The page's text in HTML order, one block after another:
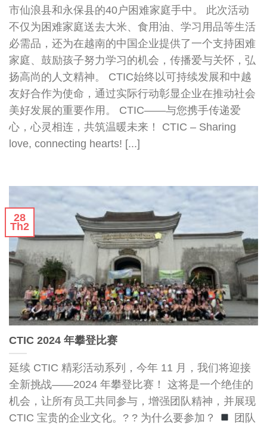
市仙浪县和永保县的40户困难家庭手中。 此次活动
不仅为困难家庭送去大米、食用油、学习用品等生活
必需品，还为在越南的中国企业提供了一个支持困难
家庭、鼓励孩子努力学习的机会，传播爱与关怀，弘
扬高尚的人文精神。 CTIC始终以可持续发展和中越
友好合作为使命，通过实际行动彰显企业在推动社会
美好发展的重要作用。 CTIC——与您携手传递爱
心，心灵相连，共筑温暖未来！ CTIC – Sharing
love, connecting hearts! [...]
CTIC 2024 年攀登比赛
延续 CTIC 精彩活动系列，今年 11 月，我们将迎接
全新挑战——2024 年攀登比赛！ 这将是一个绝佳的
机会，让所有员工共同参与，增强团队精神，并展现
CTIC 宝贵的企业文化。? ? 为什么要参加？
团队
28
Th2